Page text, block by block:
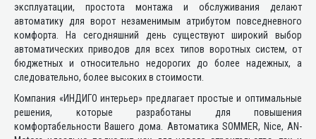
эксплуатации, простота монтажа и обслуживания делают
автоматику для ворот незаменимым атрибутом повседневного
комфорта. На сегодняшний день существуют широкий выбор
автоматических приводов для всех типов воротных систем, от
бюджетных и относительно недорогих до более надежных, а
следовательно, более высоких в стоимости.
Компания «ИНДИГО интерьер» предлагает простые и оптимальные
решения, которые разработаны для повышения
комфортабельности Вашего дома. Автоматика SOMMER, Nice, AN-